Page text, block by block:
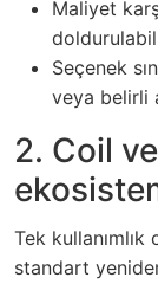
Maliyet
Seçenek
veya belirli
2. Coil
Tek
standart